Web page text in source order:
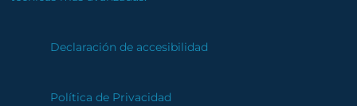
Declaración de accesibilidad
Política de Privacidad